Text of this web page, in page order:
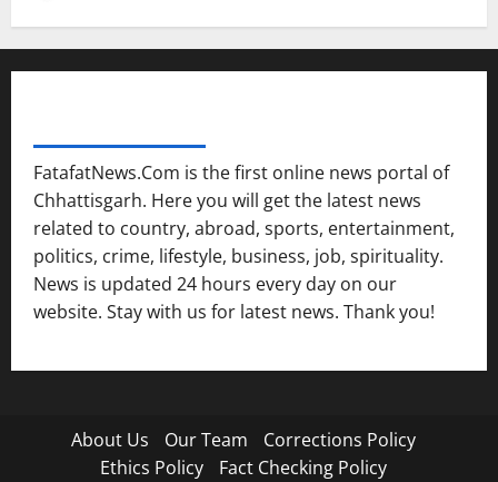
FatafatNews.Com is the first online news portal of
Chhattisgarh. Here you will get the latest news
related to country, abroad, sports, entertainment,
politics, crime, lifestyle, business, job, spirituality.
News is updated 24 hours every day on our
website. Stay with us for latest news. Thank you!
About Us Our Team
Corrections Policy
Ethics Policy
Fact Checking Policy